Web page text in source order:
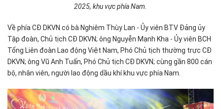
2025, khu vực phía Nam.
Về phía CĐ DKVN có bà Nghiêm Thùy Lan - Ủy viên BTV Đảng ủy
Tập đoàn, Chủ tịch CĐ DKVN; ông Nguyễn Mạnh Kha - Ủy viên BCH
Tổng Liên đoàn Lao động Việt Nam, Phó Chủ tịch thường trực CĐ
DKVN; ông Vũ Anh Tuấn, Phó Chủ tịch CĐ DKVN; cùng gần 800 cán
bộ, nhân viên, người lao động dầu khí khu vực phía Nam.